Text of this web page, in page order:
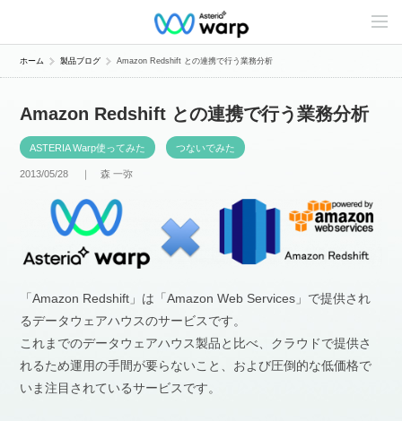
C
n
e
ホーム 製品ブログ Amazon Redshift との連携で行う業務分析
Amazon Redshift との連携で行う業務分析
ASTERIA Warp使ってみた つないでみた
2013/05/28 ｜森 一弥
「Amazon Redshift」は「Amazon Web Services」で提供され
るデータウェアハウスのサービスです。
これまでのデータウェアハウス製品と比べ、クラウドで提供さ
れるため運用の手間が要らないこと、および圧倒的な低価格で
いま注目されているサービスです。